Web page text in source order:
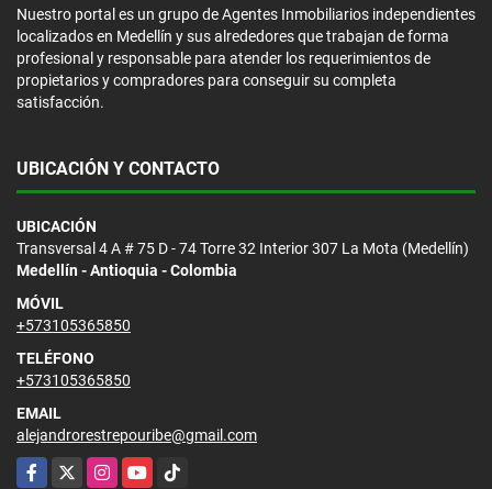
Nuestro portal es un grupo de Agentes Inmobiliarios independientes
localizados en Medellín y sus alrededores que trabajan de forma
profesional y responsable para atender los requerimientos de
propietarios y compradores para conseguir su completa
satisfacción.
UBICACIÓN Y CONTACTO
UBICACIÓN
Transversal 4 A # 75 D - 74 Torre 32 Interior 307 La Mota (Medellín)
Medellín - Antioquia - Colombia
MÓVIL
+573105365850
TELÉFONO
+573105365850
EMAIL
alejandrorestrepouribe@gmail.com
Facebook
X InstagramYouTubeTikTok